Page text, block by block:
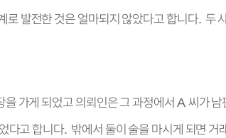
로 발전한 것은 얼마되지 않았다고 합니다. 두
을 가게 되었고 의뢰인은 그 과정에서 A 씨가 남
다고 합니다. 밖에서 둘이 술을 마시게 되면 거